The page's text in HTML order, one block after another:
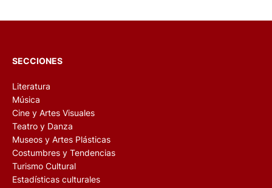
SECCIONES
Literatura
Música
Cine y Artes Visuales
Teatro y Danza
Museos y Artes Plásticas
Costumbres y Tendencias
Turismo Cultural
Estadísticas culturales